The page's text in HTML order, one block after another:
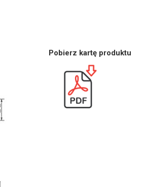
Pobierz kartę produktu